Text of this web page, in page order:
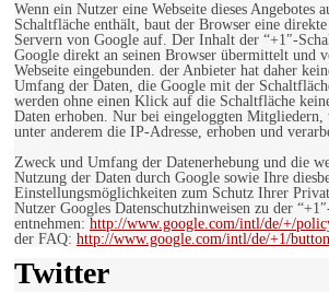
Wenn ein Nutzer eine Webseite dieses Angebotes
Schaltfläche enthält, baut der Browser eine
Servern von Google auf. Der Inhalt der “+1″-
Google direkt an seinen Browser übermittelt und
Webseite eingebunden. der Anbieter hat daher
Umfang der Daten, die Google mit der
werden ohne einen Klick auf die Schaltfläche
Daten erhoben. Nur bei eingeloggten Mitgliedern,
unter anderem die IP-Adresse, erhoben und
Zweck und Umfang der Datenerhebung und die
Nutzung der Daten durch Google sowie Ihre
Einstellungsmöglichkeiten zum Schutz Ihrer
Nutzer Googles Datenschutzhinweisen zu der
entnehmen: http://www.google.com/intl/de/+/
der FAQ: http://www.google.com/intl/de/+1/
Twitter